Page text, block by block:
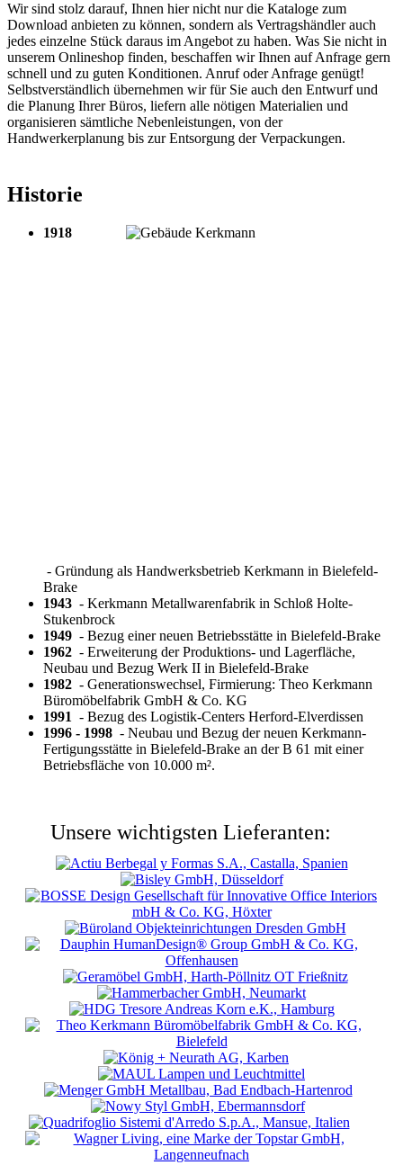
Wir sind stolz darauf, Ihnen hier nicht nur die Kataloge zum
Download anbieten zu können, sondern als Vertragshändler auch
jedes einzelne Stück daraus im Angebot zu haben. Was Sie nicht in
unserem Onlineshop finden, beschaffen wir Ihnen auf Anfrage gern
schnell und zu guten Konditionen. Anruf oder Anfrage genügt!
Selbstverständlich übernehmen wir für Sie auch den Entwurf und
die Planung Ihrer Büros, liefern alle nötigen Materialien und
organisieren sämtliche Nebenleistungen, von der
Handwerkerplanung bis zur Entsorgung der Verpackungen.
Historie
1918
- Gründung als Handwerksbetrieb Kerkmann in Bielefeld-
Brake
1943 - Kerkmann Metallwarenfabrik in Schloß Holte-
Stukenbrock
1949 - Bezug einer neuen Betriebsstätte in Bielefeld-Brake
1962 - Erweiterung der Produktions- und Lagerfläche,
Neubau und Bezug Werk II in Bielefeld-Brake
1982 - Generationswechsel, Firmierung: Theo Kerkmann
Büromöbelfabrik GmbH & Co. KG
1991 - Bezug des Logistik-Centers Herford-Elverdissen
1996 - 1998 - Neubau und Bezug der neuen Kerkmann-
Fertigungsstätte in Bielefeld-Brake an der B 61 mit einer
Betriebsfläche von 10.000 m².
Unsere wichtigsten Lieferanten: